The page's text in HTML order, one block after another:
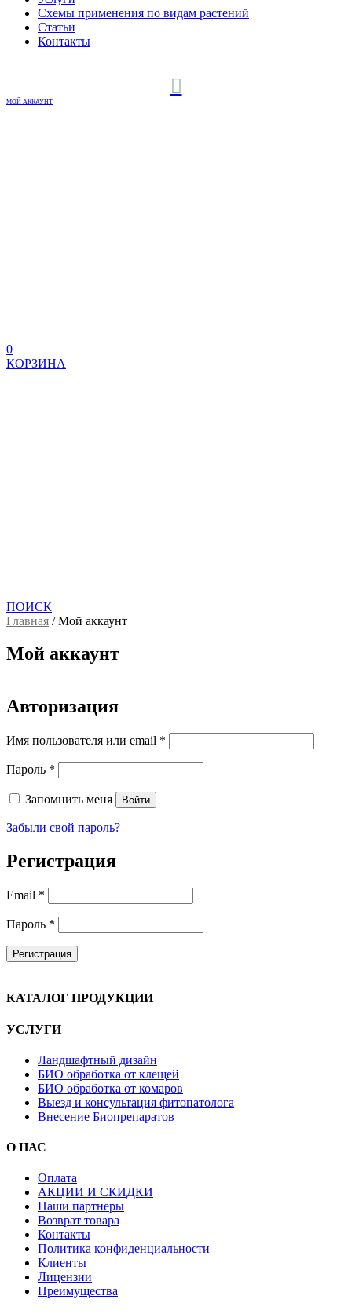
Схемы применения по видам растений
Статьи
Контакты
МОЙ АККАУНТ
0
КОРЗИНА
ПОИСК
Главная /Мой аккаунт
Мой аккаунт
Авторизация
Имя пользователя или email *
Пароль *
Запомнить меня Войти
Забыли свой пароль?
Регистрация
Email *
Пароль *
Регистрация
КАТАЛОГ ПРОДУКЦИИ
УСЛУГИ
Ландшафтный дизайн
БИО обработка от клещей
БИО обработка от комаров
Выезд и консультация фитопатолога
Внесение Биопрепаратов
О НАС
Оплата
АКЦИИ И СКИДКИ
Наши партнеры
Возврат товара
Контакты
Политика конфиденциальности
Клиенты
Лицензии
Преимущества